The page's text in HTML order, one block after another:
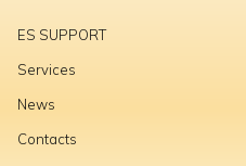
ES SUPPORT
Services
News
Contacts